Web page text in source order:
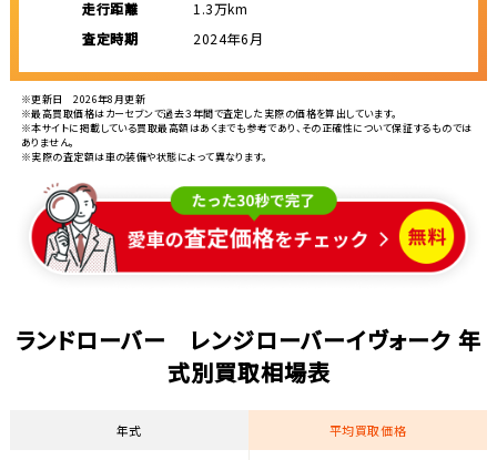
走行距離
1.3万km
査定時期
2024年6月
※更新日 2026年8月更新
※最高買取価格はカーセブンで過去３年間で査定した実際の価格を算出しています。
※本サイトに掲載している買取最高額はあくまでも参考であり、その正確性について保証するものでは
ありません。
※実際の査定額は車の装備や状態によって異なります。
ランドローバー レンジローバーイヴォーク 年
式別買取相場表
年式 平均買取価格